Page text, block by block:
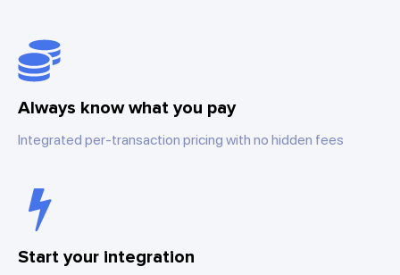
Always know what you pay
Integrated per-transaction pricing with no hidden fees
Start your integration